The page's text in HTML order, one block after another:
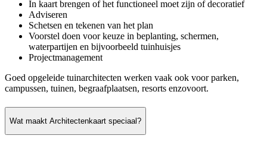
In kaart brengen of het functioneel moet zijn of decoratief
Adviseren
Schetsen en tekenen van het plan
Voorstel doen voor keuze in beplanting, schermen,
waterpartijen en bijvoorbeeld tuinhuisjes
Projectmanagement
Goed opgeleide tuinarchitecten werken vaak ook voor parken,
campussen, tuinen, begraafplaatsen, resorts enzovoort.
Wat maakt Architectenkaart speciaal?